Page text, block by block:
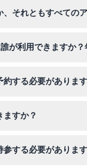
それともすべての
が利用できますか
する必要がありま
すか？
する必要がありま